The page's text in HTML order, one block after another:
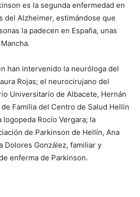
es la segunda enfermedad en
del Alzheimer, estimándose que
la padecen en España, unas
han intervenido la neuróloga del
Rojas; el neurocirujano del
Universitario de Albacete, Hernán
Familia del Centro de Salud Hellín
logopeda Rocío Vergara; la
de Parkinson de Hellín, Ana
Dolores González, familiar y
enferma de Parkinson.